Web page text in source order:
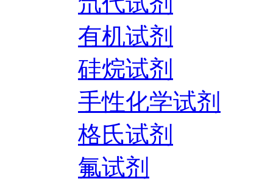
有机试剂
硅烷试剂
手性化学试剂
格氏试剂
氟试剂